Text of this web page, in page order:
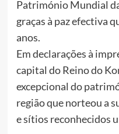
Património Mundial
graças à paz efectiva
anos.
Em declarações à
capital do Reino do
excepcional do
região que norteou a
e sítios reconhecidos